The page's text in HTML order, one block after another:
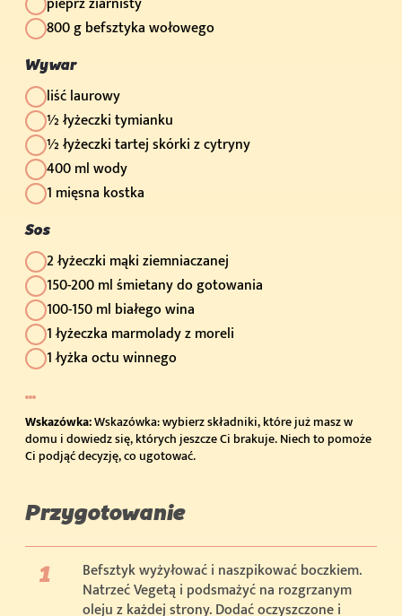
800 g befsztyka wołowego
Wywar
liść laurowy
½ łyżeczki tymianku
½ łyżeczki tartej skórki z cytryny
400 ml wody
1 mięsna kostka
Sos
2 łyżeczki mąki ziemniaczanej
150-200 ml śmietany do gotowania
100-150 ml białego wina
1 łyżeczka marmolady z moreli
1 łyżka octu winnego
Wskazówka:Wskazówka: wybierz składniki, które już masz w
domu i dowiedz się, których jeszcze Ci brakuje. Niech to pomoże
Ci podjąć decyzję, co ugotować.
Przygotowanie
Befsztyk wyżyłować i naszpikować boczkiem.
Natrzeć Vegetą i podsmażyć na rozgrzanym
oleju z każdej strony. Dodać oczyszczone i